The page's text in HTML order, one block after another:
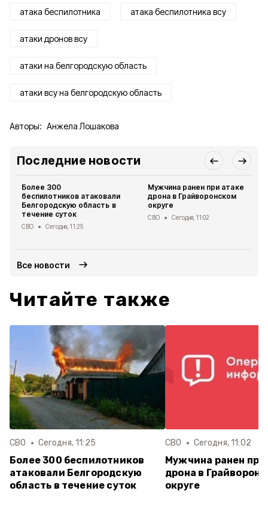
атака беспилотника атака беспилотника всу
атаки дронов всу
атаки на белгородскую область
атаки всу на белгородскую область
Авторы: Анжела Лошакова
Последние новости
Более 300
беспилотников атаковали
Белгородскую область в
течение суток
СВО Сегодня, 11:25
Мужчина ранен при атаке
дрона в Грайворонском
округе
СВО Сегодня, 11:02
Все новости
Читайте также
СВО Сегодня, 11:25
Более 300 беспилотников
атаковали Белгородскую
область в течение суток
СВО Сегодня, 11:02
Мужчина ранен при
дрона в
округе